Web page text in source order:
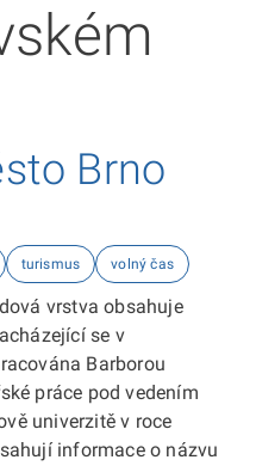
Brno
turismus volný čas
vrstva obsahuje
se v
Barborou
práce pod vedením
univerzitě v roce
informace o názvu